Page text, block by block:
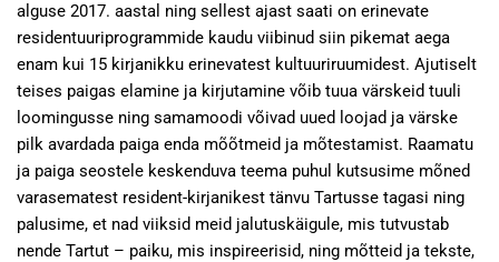
alguse 2017. aastal ning sellest ajast saati on erinevate
residentuuriprogrammide kaudu viibinud siin pikemat aega
enam kui 15 kirjanikku erinevatest kultuuriruumidest. Ajutiselt
teises paigas elamine ja kirjutamine võib tuua värskeid tuuli
loomingusse ning samamoodi võivad uued loojad ja värske
pilk avardada paiga enda mõõtmeid ja mõtestamist. Raamatu
ja paiga seostele keskenduva teema puhul kutsusime mõned
varasematest resident-kirjanikest tänvu Tartusse tagasi ning
palusime, et nad viiksid meid jalutuskäigule, mis tutvustab
nende Tartut – paiku, mis inspireerisid, ning mõtteid ja tekste,